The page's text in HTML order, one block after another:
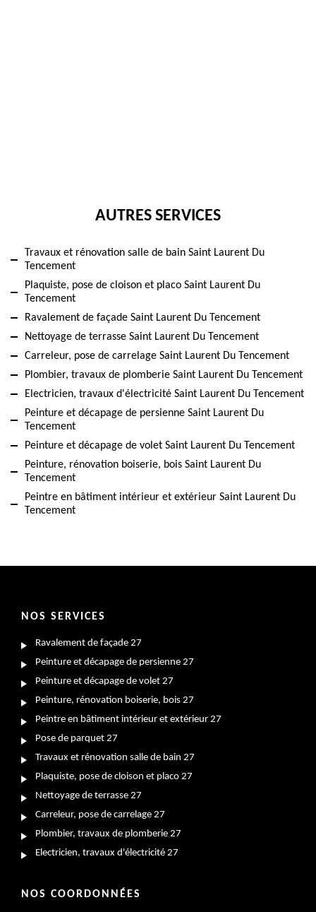
AUTRES SERVICES
Travaux et rénovation salle de bain Saint Laurent Du
Tencement
Plaquiste, pose de cloison et placo Saint Laurent Du
Tencement
Ravalement de façade Saint Laurent Du Tencement
Nettoyage de terrasse Saint Laurent Du Tencement
Carreleur, pose de carrelage Saint Laurent Du Tencement
Plombier, travaux de plomberie Saint Laurent Du Tencement
Electricien, travaux d'électricité Saint Laurent Du Tencement
Peinture et décapage de persienne Saint Laurent Du
Tencement
Peinture et décapage de volet Saint Laurent Du Tencement
Peinture, rénovation boiserie, bois Saint Laurent Du
Tencement
Peintre en bâtiment intérieur et extérieur Saint Laurent Du
Tencement
NOS SERVICES
Ravalement de façade 27
Peinture et décapage de persienne 27
Peinture et décapage de volet 27
Peinture, rénovation boiserie, bois 27
Peintre en bâtiment intérieur et extérieur 27
Pose de parquet 27
Travaux et rénovation salle de bain 27
Plaquiste, pose de cloison et placo 27
Nettoyage de terrasse 27
Carreleur, pose de carrelage 27
Plombier, travaux de plomberie 27
Electricien, travaux d'électricité 27
NOS COORDONNÉES